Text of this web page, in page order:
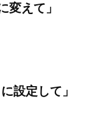
変えて」
設定して」